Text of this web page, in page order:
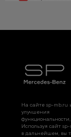
На сайте sp-mb.ru
улучшения
Используя сайт
в дальнейшем, вы